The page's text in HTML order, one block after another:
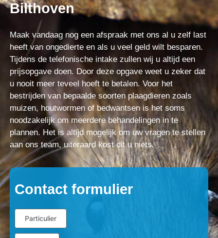
Bilthoven
Maak vandaag nog een afspraak met ons al u zelf last
heeft van ongedierte en als u veel geld wilt besparen.
Tijdens de telefonische intake zullen wij u altijd een
prijsopgave doen. Door deze opgave weet u zeker dat
u nooit meer teveel hoeft te betalen. Voor het
bestrijden van bepaalde soorten plaagdieren zoals
muizen, houtwormen of bedwantsen is het soms
noodzakelijk om meerdere behandelingen in te
plannen. Het is altijd mogelijk om uw vragen te stellen
aan ons team, uiteraard kost dit u niets.
Contact formulier
Particulier